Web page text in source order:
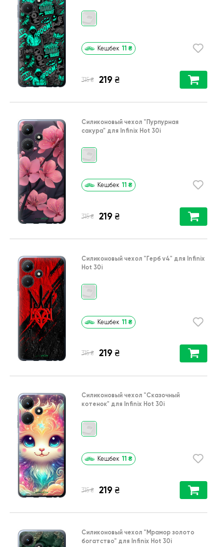
Кешбек 11 ₴
315 ₴ 219 ₴
Силиконовый чехол "Пурпурная
сакура" для Infinix Hot 30i
Кешбек 11 ₴
315 ₴ 219 ₴
Силиконовый чехол "Герб v4" для Infinix
Hot 30i
Кешбек 11 ₴
315 ₴ 219 ₴
Силиконовый чехол "Сказочный
котенок" для Infinix Hot 30i
Кешбек 11 ₴
315 ₴ 219 ₴
Силиконовый чехол "Мрамор золото
богатство" для Infinix Hot 30i